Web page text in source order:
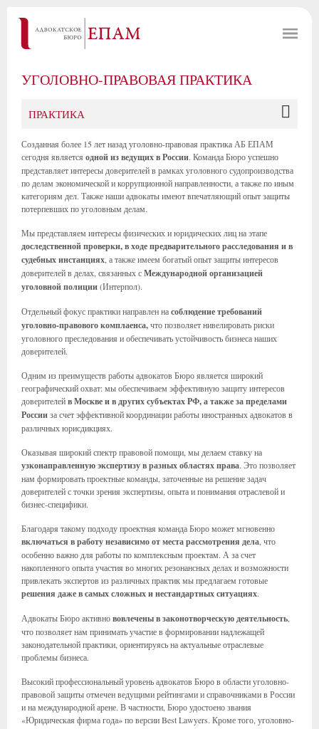
УГОЛОВНО-ПРАВОВАЯ ПРАКТИКА
ПРАКТИКА
Созданная более 15 лет назад уголовно-правовая практика АБ ЕПАМ
сегодня является одной из ведущих в России. Команда Бюро успешно
представляет интересы доверителей в рамках уголовного судопроизводства
по делам экономической и коррупционной направленности, а также по иным
категориям дел. Также наши адвокаты имеют впечатляющий опыт защиты
потерпевших по уголовным делам.
Мы представляем интересы физических и юридических лиц на этапе
доследственной проверки, в ходе предварительного расследования и в
судебных инстанциях , а также имеем богатый опыт защиты интересов
доверителей в делах, связанных сМеждународной организацией
уголовной полиции(Интерпол).
Отдельный фокус практики направлен насоблюдение требований
уголовно-правового комплаенса,что позволяет нивелировать риски
уголовного преследования и обеспечивать устойчивость бизнеса наших
доверителей.
Одним из преимуществ работы адвокатов Бюро является широкий
географический охват: мы обеспечиваем эффективную защиту интересов
доверителейв Москве и в других субъектах РФ, а также за пределами
Россииза счет эффективной координации работы иностранных адвокатов в
различных юрисдикциях.
Оказывая широкий спектр правовой помощи, мы делаем ставку на
узконаправленную экспертизу в разных областях права. Это позволяет
нам формировать проектные команды, заточенные на решение задач
доверителей с точки зрения экспертизы, опыта и понимания отраслевой и
бизнес-специфики.
Благодаря такому подходу проектная команда Бюро может мгновенно
включаться в работу независимо от места рассмотрения дела , что
особенно важно для работы по комплексным проектам. А за счет
накопленного опыта участия во многих резонансных делах и возможности
привлекать экспертов из различных практик мы предлагаем готовые
решения даже в самых сложных и нестандартных ситуациях.
Адвокаты Бюро активнововлечены в законотворческую деятельность
что позволяет нам принимать участие в формировании надлежащей
законодательной практики, ориентируясь на актуальные отраслевые
проблемы бизнеса.
Высокий профессиональный уровень адвокатов Бюро в области уголовно-
правовой защиты отмечен ведущими рейтингами и справочниками в России
и на международной арене. В частности, Бюро удостоено звания
«Юридическая фирма года» по версии Best Lawyers. Кроме того, уголовно-